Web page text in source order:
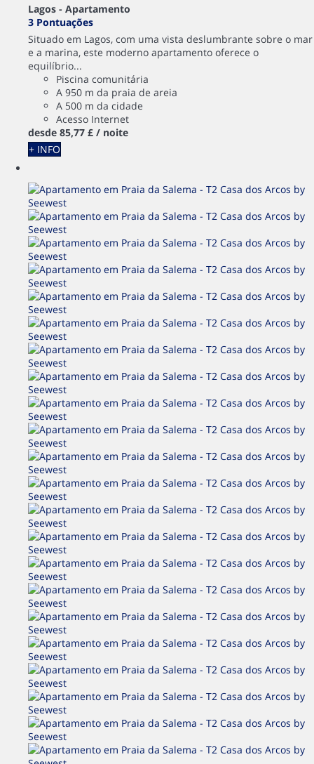
Lagos - Apartamento
3 Pontuações
Situado em Lagos, com uma vista deslumbrante sobre o mar
e a marina, este moderno apartamento oferece o
equilíbrio...
Piscina comunitária
A 950 m da praia de areia
A 500 m da cidade
Acesso Internet
desde 85,77 £ / noite
+ INFO